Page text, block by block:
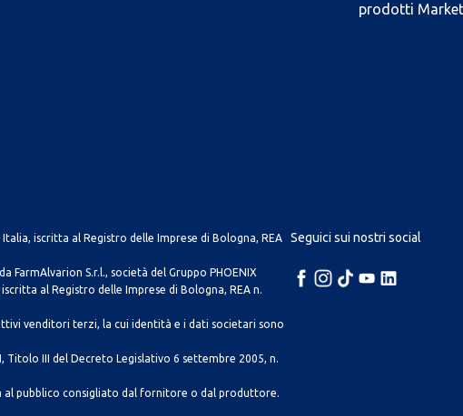
prodotti
iscritta al Registro delle Imprese di Bologna, REA
S.r.l., società del Gruppo PHOENIX
al Registro delle Imprese di Bologna, REA n.
venditori terzi, la cui identità e i dati societari sono
III del Decreto Legislativo 6 settembre 2005, n.
al pubblico consigliato dal fornitore o dal produttore.
Seguici sui nostri social